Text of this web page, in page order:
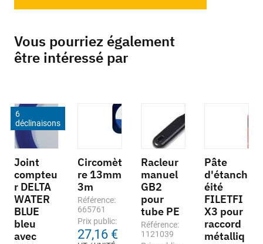
Vous pourriez également
être intéressé par
6
déclinaisons
Joint
compteu
r DELTA
WATER
BLUE
bleu
avec
Circomèt
re 13mm
3m
Référence:
665761
Prix public:
27,16 €
Racleur
manuel
GB2
pour
tube PE
Référence:
1121039
Pâte
d'étanch
éité
FILETFI
X3 pour
raccord
métalliq